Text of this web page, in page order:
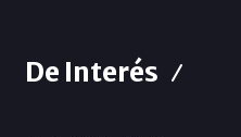
De Interés